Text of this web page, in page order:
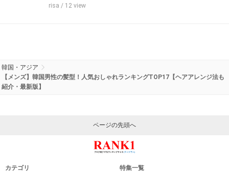
risa / 12 view
韓国・アジア
【メンズ】韓国男性の髪型！人気おしゃれランキングTOP17【ヘアアレンジ法も
紹介・最新版】
ページの先頭へ
カテゴリ 特集一覧